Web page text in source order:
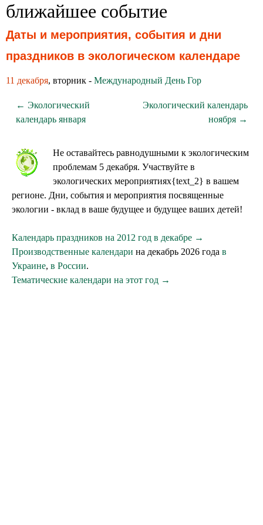
ближайшее событие
Даты и мероприятия, события и дни
праздников в экологическом календаре
11 декабря, вторник - Международный День Гор
← Экологический
календарь января
Экологический календарь
ноября →
Не оставайтесь равнодушными к экологическим
проблемам 5 декабря. Участвуйте в
экологических мероприятиях{text_2} в вашем
регионе. Дни, события и мероприятия посвященные
экологии - вклад в ваше будущее и будущее ваших детей!
Календарь праздников на 2012 год в декабре →
Производственные календари на декабрь 2026 года в
Украине, в России.
Тематические календари на этот год →